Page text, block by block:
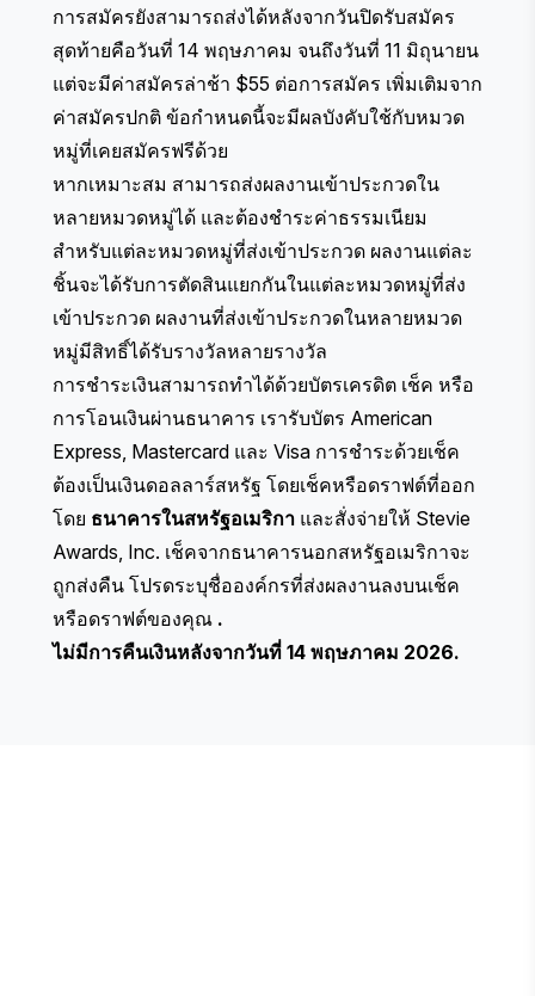
การสมัครยังสามารถส่งได้หลังจากวันปิดรับสมัคร
สุดท้ายคือวันที่ 14 พฤษภาคม จนถึงวันที่ 11 มิถุนายน
แต่จะมีค่าสมัครล่าช้า $55 ต่อการสมัคร เพิ่มเติมจาก
ค่าสมัครปกติ ข้อกำหนดนี้จะมีผลบังคับใช้กับหมวด
หมู่ที่เคยสมัครฟรีด้วย
หากเหมาะสม สามารถส่งผลงานเข้าประกวดใน
หลายหมวดหมู่ได้ และต้องชำระค่าธรรมเนียม
สำหรับแต่ละหมวดหมู่ที่ส่งเข้าประกวด ผลงานแต่ละ
ชิ้นจะได้รับการตัดสินแยกกันในแต่ละหมวดหมู่ที่ส่ง
เข้าประกวด ผลงานที่ส่งเข้าประกวดในหลายหมวด
หมู่มีสิทธิ์ได้รับรางวัลหลายรางวัล
การชำระเงินสามารถทำได้ด้วยบัตรเครดิต เช็ค หรือ
การโอนเงินผ่านธนาคาร เรารับบัตร American
Express, Mastercard และ Visa การชำระด้วยเช็ค
ต้องเป็นเงินดอลลาร์สหรัฐ โดยเช็คหรือดราฟต์ที่ออก
โดย ธนาคารในสหรัฐอเมริกา และสั่งจ่ายให้ Stevie
Awards, Inc. เช็คจากธนาคารนอกสหรัฐอเมริกาจะ
ถูกส่งคืน โปรดระบุชื่อองค์กรที่ส่งผลงานลงบนเช็ค
หรือดราฟต์ของคุณ .
ไม่มีการคืนเงินหลังจากวันที่ 14 พฤษภาคม 2026.